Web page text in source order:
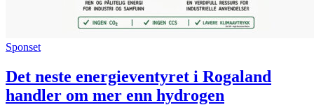
Sponset
Det neste energieventyret i Rogaland
handler om mer enn hydrogen